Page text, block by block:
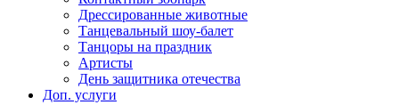
Дрессированные животные
Танцевальный шоу-балет
Танцоры на праздник
Артисты
День защитника отечества
Доп. услуги